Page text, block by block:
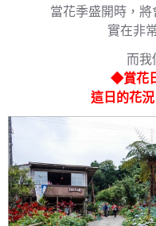
當花季盛開時，
實在非
而我
◆賞花
這日的花